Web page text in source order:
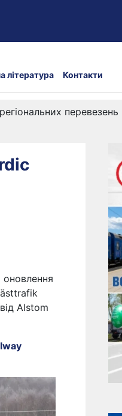
література Контакти
перевезень
Alstom